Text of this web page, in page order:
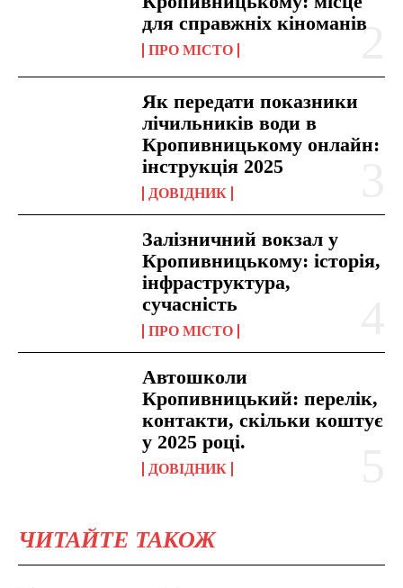
для справжніх кіноманів
ПРО МІСТО
Як передати показники
лічильників води в
Кропивницькому онлайн:
інструкція 2025
ДОВІДНИК
Залізничний вокзал у
Кропивницькому: історія,
інфраструктура,
сучасність
ПРО МІСТО
Автошколи
Кропивницький: перелік,
контакти, скільки коштує
у 2025 році.
ДОВІДНИК
ЧИТАЙТЕ ТАКОЖ